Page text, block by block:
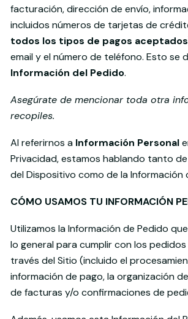
facturación, dirección de envío,
incluidos números de tarjetas de
todos los tipos de pagos aceptados
email y el número de teléfono. Esto se
Información del Pedido.
Asegúrate de mencionar toda otra
recopiles.
Al referirnos a Información Personal
Privacidad, estamos hablando tanto
del Dispositivo como de la Información
CÓMO USAMOS TU INFORMACIÓN
Utilizamos la Información de Pedido
lo general para cumplir con los
través del Sitio (incluido el
información de pago, la organización
de facturas y/o confirmaciones de